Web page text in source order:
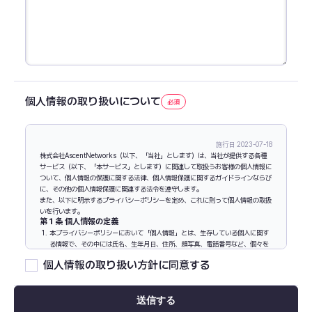
個人情報の取り扱いについて
施行日 2023-07-18
株式会社AscentNetworks（以下、「当社」とします）は、当社が提供する各種
サービス（以下、「本サービス」とします）に関連して取扱うお客様の個人情報に
ついて、個人情報の保護に関する法律、個人情報保護に関するガイドラインならび
に、その他の個人情報保護に関連する法令を遵守します。
また、以下に明示するプライバシーポリシーを定め、これに則って個人情報の取扱
いを行います。
第１条 個人情報の定義
本プライバシーポリシーにおいて「個人情報」とは、生存している個人に関す
る情報で、その中には氏名、生年月日、住所、顔写真、電話番号など、個々を
また、特定の個人を識別することができる記号、番号、符号等の情報単体も
第２条 個人情報の取得
当社は、各種サービスの提供に必要な範囲内で、ユーザーから個人情報を提供して
個人情報の取り扱い方針に同意する